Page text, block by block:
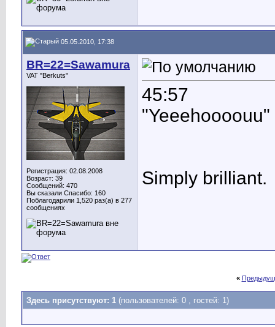
05.05.2010, 17:38
BR=22=Sawamura
VAT "Berkuts"
Регистрация: 02.08.2008
Возраст: 39
Сообщений: 470
Вы сказали Спасибо: 160
Поблагодарили 1,520 раз(а) в 277
сообщениях
45:57
"Yeeehoooouu"
Simply brilliant.
«
Здесь присутствуют: 1 (пользователей: 0 , гостей: 1)